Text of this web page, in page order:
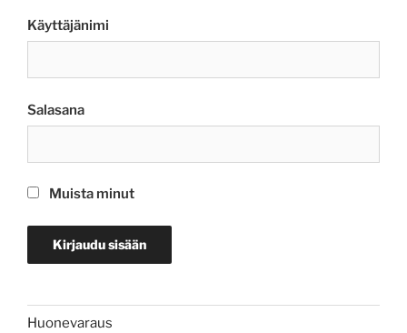
Käyttäjänimi
Salasana
Muista minut
Huonevaraus